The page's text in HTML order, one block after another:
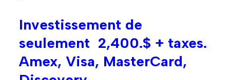
Investissement de
seulement 2,400.$ + taxes.
Amex, Visa, MasterCard,